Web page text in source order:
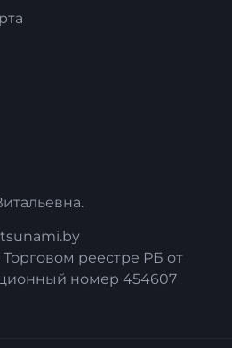
реестре РБ от
номер 454607